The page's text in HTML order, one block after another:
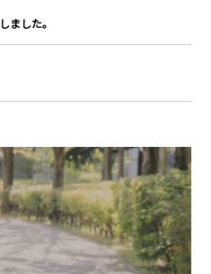
人
内
用
情
報
情
ました。